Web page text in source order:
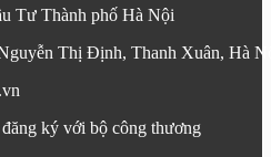
Tư Thành phố Hà Nội
Thị Định, Thanh Xuân, Hà
ký với bộ công thương